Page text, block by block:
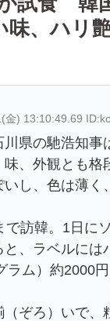
味、ハリ
金) 13:10:49.69
県の馳浩知事
味、外観とも
し、色は薄
訪韓。1日に
と、ラベルに
ラム）約2000
ぞろ）いで、